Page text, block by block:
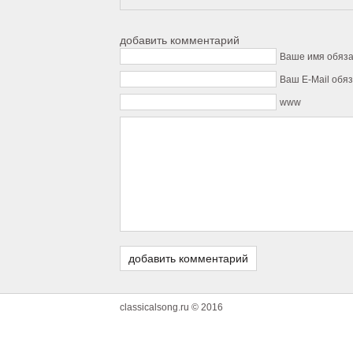
добавить комментарий
Ваше имя
Ваш E-Mail
www
classicalsong.ru © 2016